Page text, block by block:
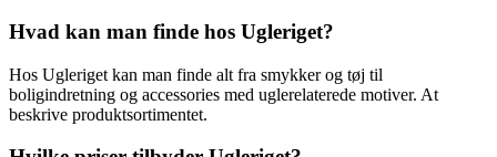
Hvad kan man finde hos Ugleriget?
Hos Ugleriget kan man finde alt fra smykker og tøj til
boligindretning og accessories med uglerelaterede motiver. At
beskrive produktsortimentet.